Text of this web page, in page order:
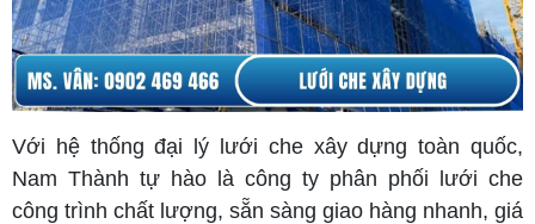
Với hệ thống đại lý lưới che xây dựng toàn quốc,
Nam Thành tự hào là công ty phân phối lưới che
công trình chất lượng, sẵn sàng giao hàng nhanh, giá